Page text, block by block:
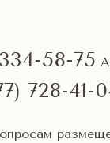
58-75
728-41-